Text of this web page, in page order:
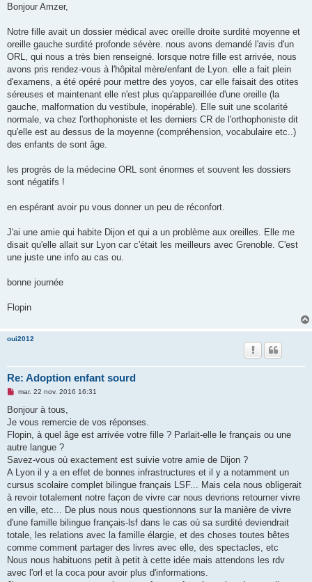
s
g
n
o
l
u
Bonjour Amzer,
Notre fille avait un dossier médical avec oreille droite surdité moyenne et
oreille gauche surdité profonde sévère. nous avons demandé l'avis d'un
ORL, qui nous a très bien renseigné. lorsque notre fille est arrivée, nous
avons pris rendez-vous à l'hôpital mère/enfant de Lyon. elle a fait plein
d'examens, a été opéré pour mettre des yoyos, car elle faisait des otites
séreuses et maintenant elle n'est plus qu'appareillée d'une oreille (la
gauche, malformation du vestibule, inopérable). Elle suit une scolarité
normale, va chez l'orthophoniste et les derniers CR de l'orthophoniste dit
qu'elle est au dessus de la moyenne (compréhension, vocabulaire etc..)
des enfants de sont âge.
les progrès de la médecine ORL sont énormes et souvent les dossiers
sont négatifs !
en espérant avoir pu vous donner un peu de réconfort.
J'ai une amie qui habite Dijon et qui a un problème aux oreilles. Elle me
disait qu'elle allait sur Lyon car c'était les meilleurs avec Grenoble. C'est
une juste une info au cas ou.
bonne journée
Flopin
oui2012
Re: Adoption enfant sourd
M
s
a
g
n
o
l
u
mar. 22 nov. 2016 16:31
Bonjour à tous,
Je vous remercie de vos réponses.
Flopin, à quel âge est arrivée votre fille ? Parlait-elle le français ou une
autre langue ?
Savez-vous où exactement est suivie votre amie de Dijon ?
A Lyon il y a en effet de bonnes infrastructures et il y a notamment un
cursus scolaire complet bilingue français LSF... Mais cela nous obligerait
à revoir totalement notre façon de vivre car nous devrions retourner vivre
en ville, etc... De plus nous nous questionnons sur la manière de vivre
d'une famille bilingue français-lsf dans le cas où sa surdité deviendrait
totale, les relations avec la famille élargie, et des choses toutes bêtes
comme comment partager des livres avec elle, des spectacles, etc
Nous nous habituons petit à petit à cette idée mais attendons les rdv
avec l'orl et la coca pour avoir plus d'informations.